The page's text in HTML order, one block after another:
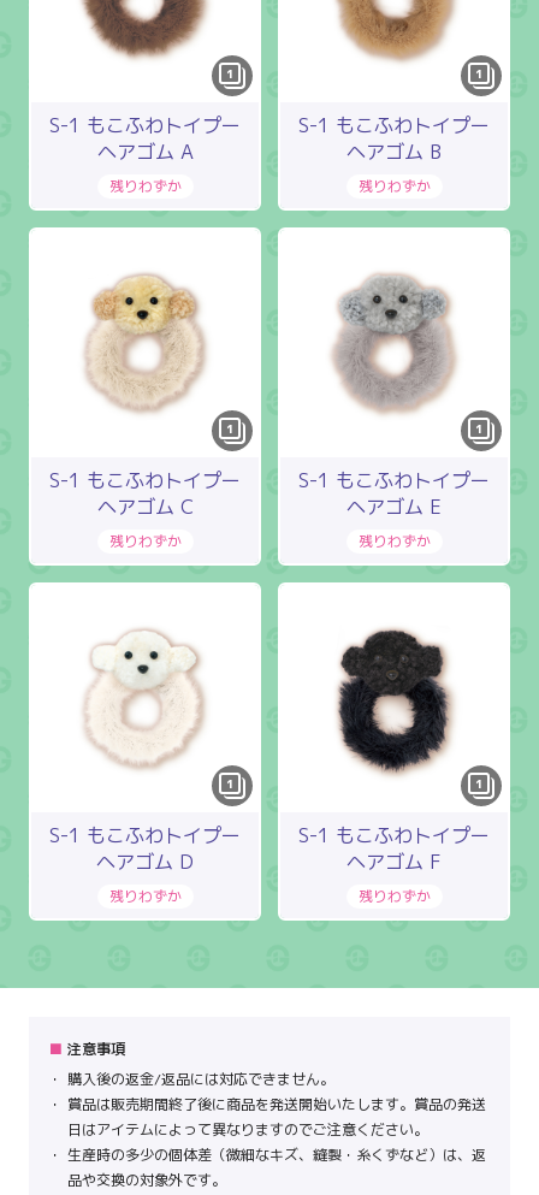
1
S-1 もこふわトイプー
ヘアゴム A
1
S-1 もこふわトイプー
ヘアゴム B
1
S-1 もこふわトイプー
ヘアゴム C
1
S-1 もこふわトイプー
ヘアゴム E
1
S-1 もこふわトイプー
ヘアゴム D
1
S-1 もこふわトイプー
ヘアゴム F
注意事項
購入後の返金/返品には対応できません。
賞品は販売期間終了後に商品を発送開始いたします。賞品の発送
日はアイテムによって異なりますのでご注意ください。
生産時の多少の個体差（微細なキズ、縫製・糸くずなど）は、返
品や交換の対象外です。